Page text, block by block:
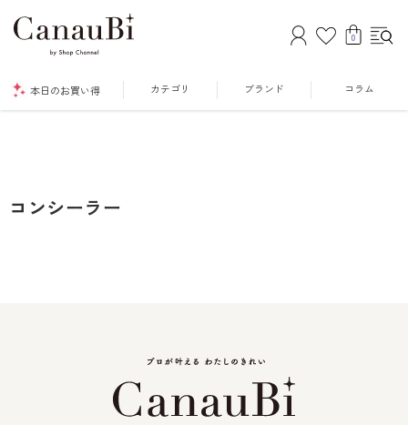
0
本日のお買い得 カテゴリ ブランド コラム
コンシーラー